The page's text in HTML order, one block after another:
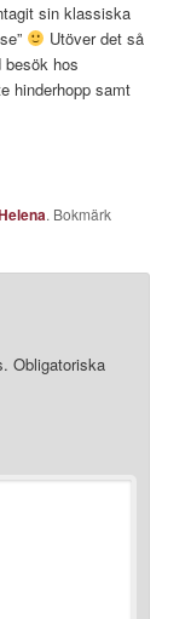
sin klassiska
Utöver det så
besök hos
hinderhopp samt
. Bokmärk
Obligatoriska